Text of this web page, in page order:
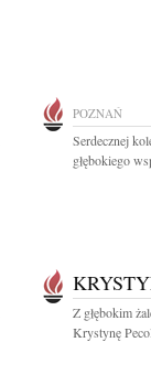
POZNAŃ
Serdecznej
głębokiego
Z głębokim
Krystynę